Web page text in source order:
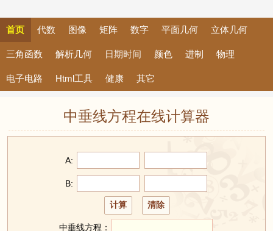
首页 代数 图像 矩阵 数字 平面几何 立体几何
三角函数 解析几何 日期时间 颜色 进制 物理
电子电路 Html工具 健康 其它
中垂线方程在线计算器
A:
B:
中垂线方程：